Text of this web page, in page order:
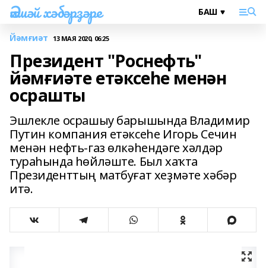
Әлшәй хәбәрҙәре
Йәмғиәт 13 МАЯ 2020, 06:25
Президент "Роснефть"
йәмғиәте етәксеһе менән
осрашты
Эшлекле осрашыу барышында Владимир
Путин компания етәксеһе Игорь Сечин
менән нефть-газ өлкәһендәге хәлдәр
тураһында һөйләште. Был хаҡта
Президенттың матбуғат хеҙмәте хәбәр
итә.